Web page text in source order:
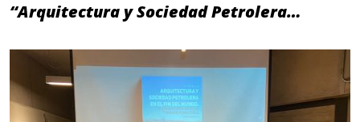
“Arquitectura y Sociedad Petrolera…